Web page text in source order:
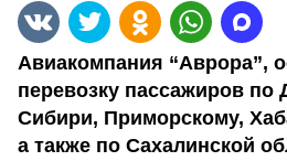
Авиакомпания “Аврора”,
перевозку пассажиров по
Сибири, Приморскому,
а также по Сахалинской